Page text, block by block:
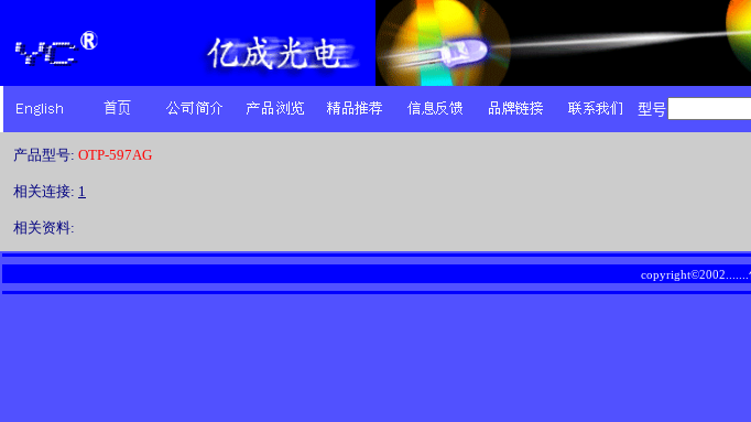
型号
产品型号: OTP-597AG
相关连接: 1
相关资料:
copyright©2002.......